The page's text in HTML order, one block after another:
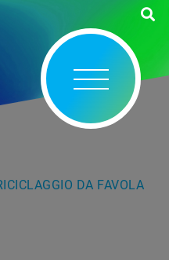
DA FAVOLA